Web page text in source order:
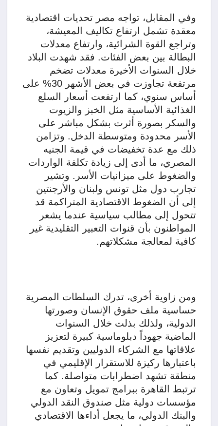
وفي المقابل، تواجه مصر تحديات اقتصادية
معقدة تشمل ارتفاع تكاليف المعيشة،
وتراجع القوة الشرائية، وارتفاع معدلات
البطالة بين بعض الفئات. فقد شهدت البلاد
خلال السنوات الأخيرة معدلات تضخم
مرتفعة تجاوزت في بعض الأشهر 30% على
أساس سنوي، كما ارتفعت أسعار السلع
الغذائية الأساسية مثل الخبز والزيوت
والسكر بصورة أثرت بشكل مباشر على
الأسر محدودة ومتوسطة الدخل. وتزامن
ذلك مع عدة تخفيضات في قيمة الجنيه
المصري، ما أدى إلى زيادة تكلفة الواردات
والضغوط على ميزانيات الأسر. وتشير
تجارب دول مثل تونس ولبنان والأرجنتين
إلى أن الضغوط الاقتصادية المتراكمة قد
تتحول إلى مطالب سياسية عندما يشعر
المواطنون بأن قنوات التعبير التقليدية غير
كافية لمعالجة مشكلاتهم.
ومن زاوية أخرى، تدرك السلطات المصرية
حساسية ملف حقوق الإنسان وصورتها
الدولية، ولذلك بذلت خلال السنوات
الماضية جهوداً دبلوماسية كبيرة لتعزيز
علاقاتها مع الشركاء الدوليين وتقديم نفسها
باعتبارها ركيزة للاستقرار الإقليمي في
منطقة تشهد اضطرابات متواصلة. كما
ترتبط القاهرة ببرامج تمويل وتعاون مع
مؤسسات دولية مثل صندوق النقد الدولي
والبنك الدولي، ما يجعل أداءها الاقتصادي